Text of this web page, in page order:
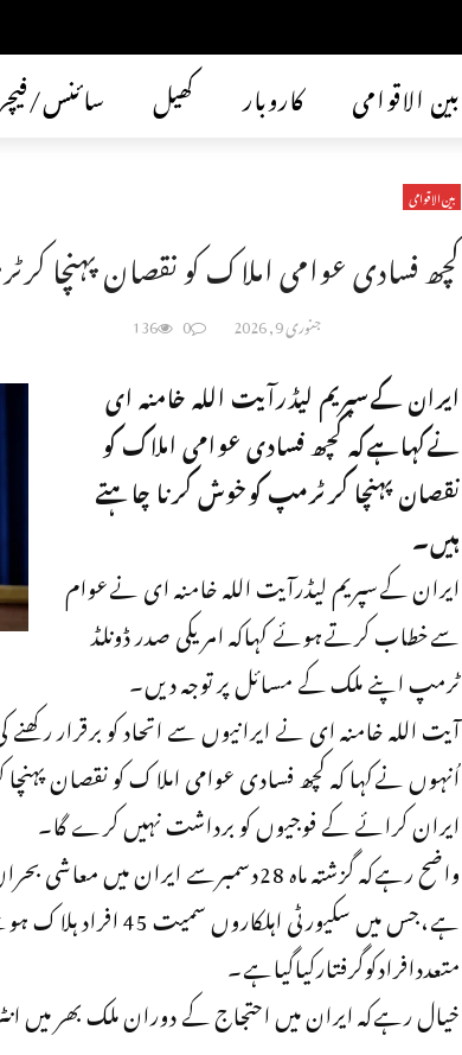
سائنس/فیچر کھیل کاروبار بین الاقوامی
بین الاقوامی
کچھ فسادی عوامی املاک کو نقصان پہنچا
جنوری 9, 2026 0
136
ایران کےسپریم لیڈرآیت اللہ خامنہ ای
نےکہاہےکہ کچھ فسادی عوامی املاک کو
نقصان پہنچا کرٹرمپ کوخوش کرنا چاہتے
ہیں۔
ایران کےسپریم لیڈرآیت اللہ خامنہ ای نےعوام
سےخطاب کرتےہوئے کہاکہ امریکی صدر ڈونلڈ
ٹرمپ اپنے ملک کے مسائل پر توجہ دیں۔
آیت اللہ خامنہ ای نے ایرانیوں سے اتحاد کو برقرار
اُنہوں نےکہا کہ کچھ فسادی عوامی املاک کو نقصان
ایران کرائے کے فوجیوں کو برداشت نہیں کرے گا۔
واضح رہےکہ گزشتہ ماہ 28دسمبرسے
ہے،جس میں سکیورٹی
متعددافرادکوگرفتارکیاگیاہے۔
خیال رہےکہ ایران میں احتجاج کے دوران ملک بھر میں